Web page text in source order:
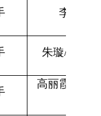
李颖
朱璇/国际
高丽霞